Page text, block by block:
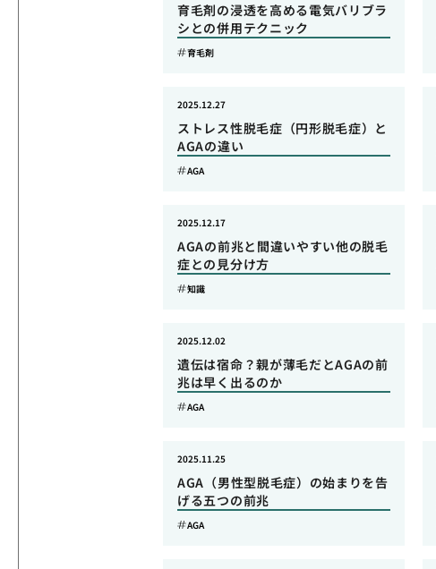
育毛剤の浸透を高める電気バリブラ
シとの併用テクニック
育毛剤
ストレス性脱毛症（円形脱毛症）と
AGAの違い
2025.12.27
AGA
AGAの前兆と間違いやすい他の脱毛
症との見分け方
2025.12.17
知識
遺伝は宿命？親が薄毛だとAGAの前
兆は早く出るのか
2025.12.02
AGA
AGA（男性型脱毛症）の始まりを告
げる五つの前兆
2025.11.25
AGA